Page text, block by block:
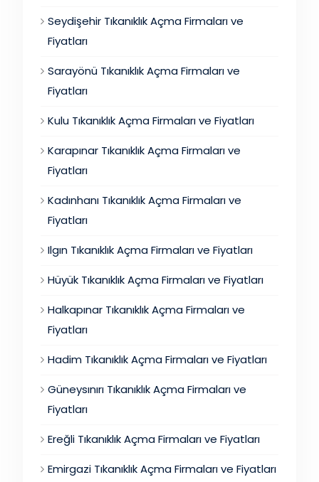
Seydişehir Tıkanıklık Açma Firmaları ve
Fiyatları
Sarayönü Tıkanıklık Açma Firmaları ve
Fiyatları
Kulu Tıkanıklık Açma Firmaları ve Fiyatları
Karapınar Tıkanıklık Açma Firmaları ve
Fiyatları
Kadınhanı Tıkanıklık Açma Firmaları ve
Fiyatları
Ilgın Tıkanıklık Açma Firmaları ve Fiyatları
Hüyük Tıkanıklık Açma Firmaları ve Fiyatları
Halkapınar Tıkanıklık Açma Firmaları ve
Fiyatları
Hadim Tıkanıklık Açma Firmaları ve Fiyatları
Güneysınırı Tıkanıklık Açma Firmaları ve
Fiyatları
Ereğli Tıkanıklık Açma Firmaları ve Fiyatları
Emirgazi Tıkanıklık Açma Firmaları ve Fiyatları